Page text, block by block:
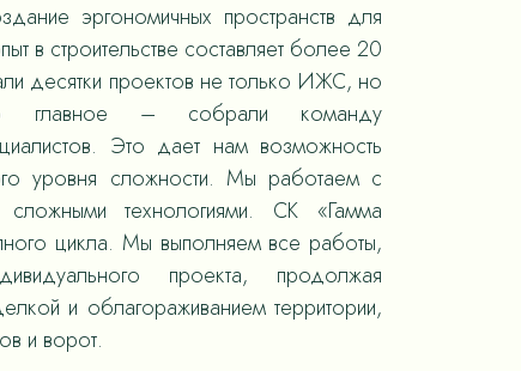
эргономичных пространств для
в строительстве составляет более 20
десятки проектов не только ИЖС, но
главное – собрали команду
Это дает нам возможность
уровня сложности. Мы работаем с
сложными технологиями. СК «Гамма
цикла. Мы выполняем все работы,
проекта, продолжая
и облагораживанием территории,
и ворот.